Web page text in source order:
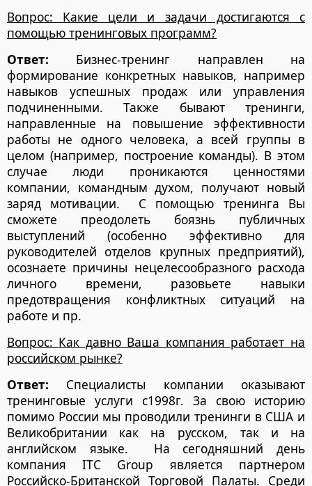
Вопрос: Какие цели и задачи достигаются с
помощью тренинговых программ?
Ответ: Бизнес-тренинг направлен на
формирование конкретных навыков, например
навыков успешных продаж или управления
подчиненными. Также бывают тренинги,
направленные на повышение эффективности
работы не одного человека, а всей группы в
целом (например, построение команды). В этом
случае люди проникаются ценностями
компании, командным духом, получают новый
заряд мотивации. С помощью тренинга Вы
сможете преодолеть боязнь публичных
выступлений (особенно эффективно для
руководителей отделов крупных предприятий),
осознаете причины нецелесообразного расхода
личного времени, разовьете навыки
предотвращения конфликтных ситуаций на
работе и пр.
Вопрос: Как давно Ваша компания работает на
российском рынке?
Ответ: Специалисты компании оказывают
тренинговые услуги с1998г. За свою историю
помимо России мы проводили тренинги в США и
Великобритании как на русском, так и на
английском языке. На сегодняшний день
компания ITC Group является партнером
Российско-Британской Торговой Палаты. Среди